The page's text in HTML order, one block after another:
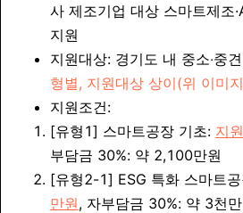
사 제조기업 대상 스마트제조
지원
지원대상: 경기도 내 중소‧중
형별, 지원대상 상이(위 이미
지원조건:
[유형1] 스마트공장 기초: 지
부담금 30%: 약 2,100만원
[유형2-1] ESG 특화 스마트
만원, 자부담금 30%: 약 3천